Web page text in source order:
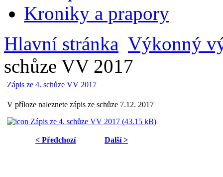
Kroniky a prapory
Hlavní stránka Výkonný
schůze VV 2017
Zápis ze 4. schůze VV 2017
V příloze naleznete zápis ze schůze 7.12. 2017
Zápis ze 4. schůze VV 2017 (43.15 kB)
< Předchozí Další >